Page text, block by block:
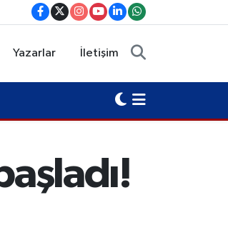
Yazarlar İletişim